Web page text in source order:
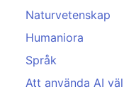
Naturvetenskap
Humaniora
Språk
Att använda AI väl